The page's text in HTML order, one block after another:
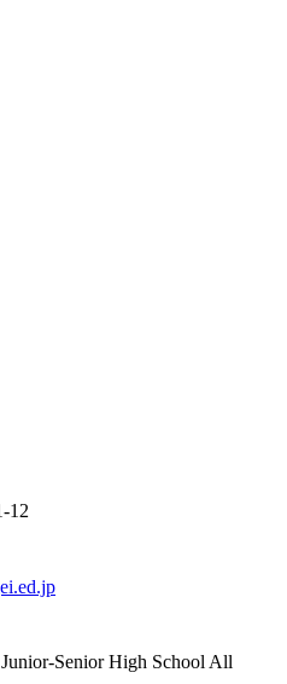
12
Senior High School All